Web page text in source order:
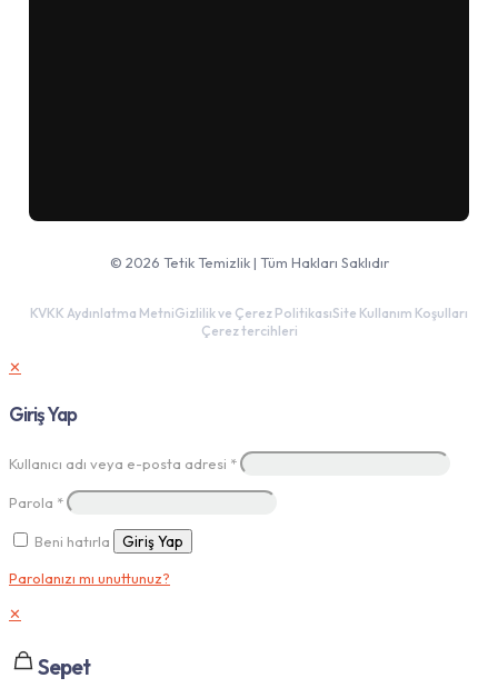
© 2026 Tetik Temizlik | Tüm Hakları Saklıdır
KVKK Aydınlatma MetniGizlilik ve Çerez PolitikasıSite Kullanım Koşulları
Çerez tercihleri
✕
Giriş Yap
Kullanıcı adı veya e-posta adresi *
Parola *
Beni hatırla Giriş Yap
Parolanızı mı unuttunuz?
✕
Sepet